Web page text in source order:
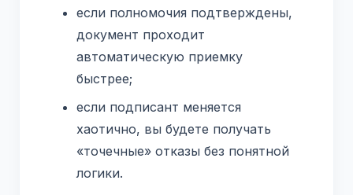
если полномочия подтверждены,
документ проходит
автоматическую приемку
быстрее;
если подписант меняется
хаотично, вы будете получать
«точечные» отказы без понятной
логики.